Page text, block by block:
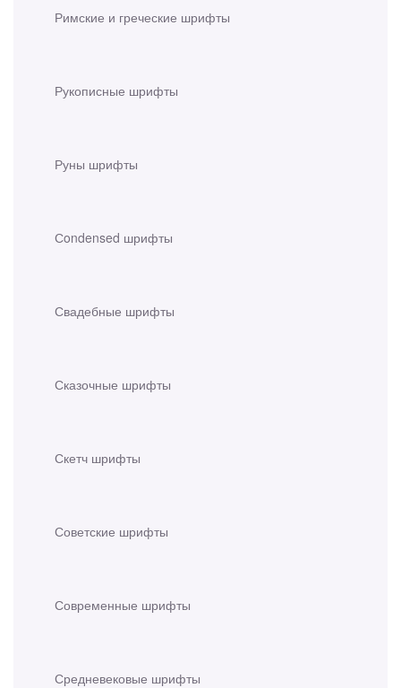
Римские и греческие шрифты
Рукописные шрифты
Руны шрифты
Сondensed шрифты
Свадебные шрифты
Сказочные шрифты
Скетч шрифты
Советские шрифты
Современные шрифты
Средневековые шрифты